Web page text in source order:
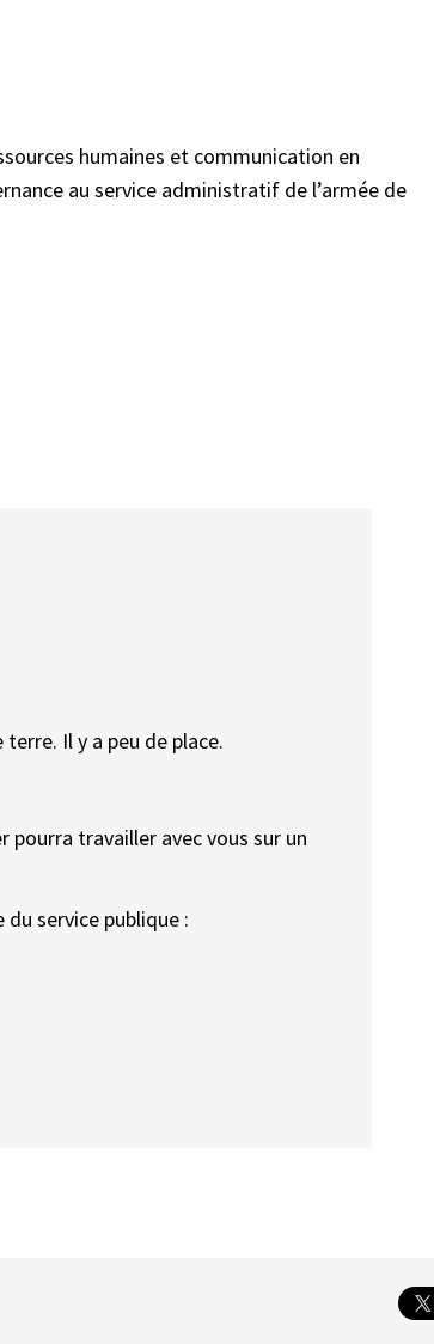
humaines et communication en
au service administratif de l’armée de
Il y a peu de place.
pourra travailler avec vous sur un
service publique :